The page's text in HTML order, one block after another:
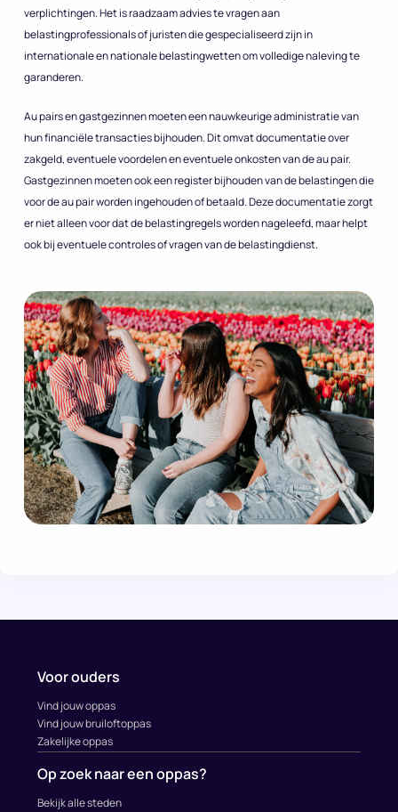
verplichtingen. Het is raadzaam advies te vragen aan
belastingprofessionals of juristen die gespecialiseerd zijn in
internationale en nationale belastingwetten om volledige naleving te
garanderen.
Au pairs en gastgezinnen moeten een nauwkeurige administratie van
hun financiële transacties bijhouden. Dit omvat documentatie over
zakgeld, eventuele voordelen en eventuele onkosten van de au pair.
Gastgezinnen moeten ook een register bijhouden van de belastingen die
voor de au pair worden ingehouden of betaald. Deze documentatie zorgt
er niet alleen voor dat de belastingregels worden nageleefd, maar helpt
ook bij eventuele controles of vragen van de belastingdienst.
Voor ouders
Vind jouw oppas
Vind jouw bruiloftoppas
Zakelijke oppas
Op zoek naar een oppas?
Bekijk alle steden